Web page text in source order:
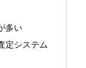
多い
定システム